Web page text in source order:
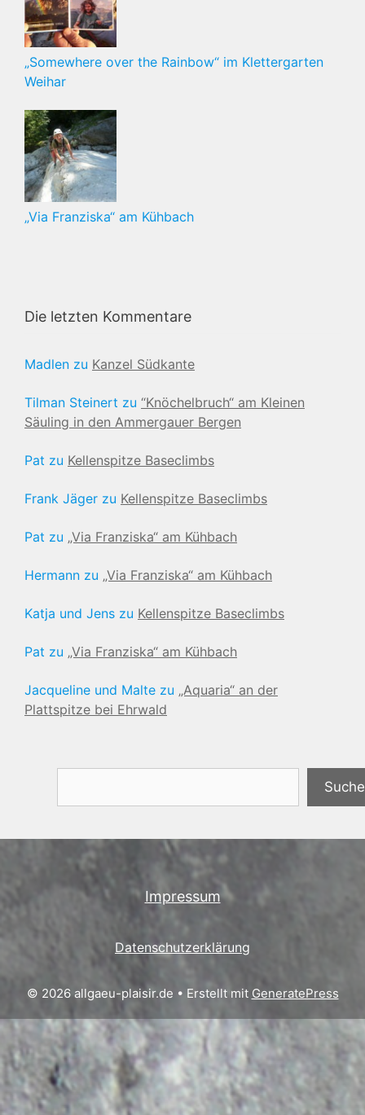
„Somewhere over the Rainbow“ im Klettergarten
Weihar
„Via Franziska“ am Kühbach
Die letzten Kommentare
Madlen zu Kanzel Südkante
Tilman Steinert zu “Knöchelbruch“ am Kleinen
Säuling in den Ammergauer Bergen
Pat zu Kellenspitze Baseclimbs
Frank Jäger zu Kellenspitze Baseclimbs
Pat zu „Via Franziska“ am Kühbach
Hermann zu „Via Franziska“ am Kühbach
Katja und Jens zu Kellenspitze Baseclimbs
Pat zu „Via Franziska“ am Kühbach
Jacqueline und Malte zu „Aquaria“ an der
Plattspitze bei Ehrwald
Impressum
Datenschutzerklärung
© 2026 allgaeu-plaisir.de • Erstellt mit GeneratePress